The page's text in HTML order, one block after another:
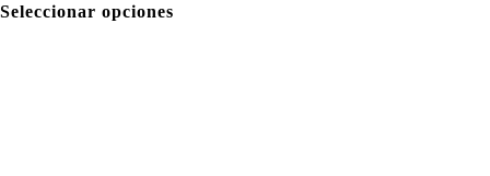
Seleccionar opciones